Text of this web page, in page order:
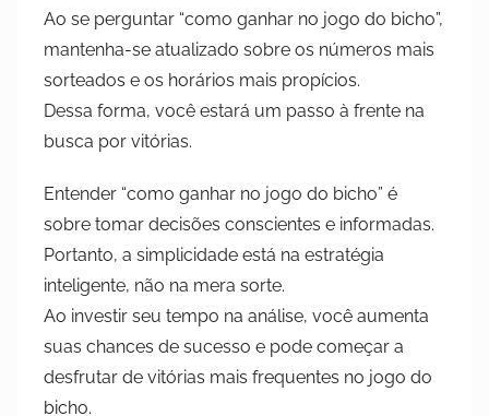
Ao se perguntar “como ganhar no jogo do bicho”,
mantenha-se atualizado sobre os números mais
sorteados e os horários mais propícios.
Dessa forma, você estará um passo à frente na
busca por vitórias.
Entender “como ganhar no jogo do bicho” é
sobre tomar decisões conscientes e informadas.
Portanto, a simplicidade está na estratégia
inteligente, não na mera sorte.
Ao investir seu tempo na análise, você aumenta
suas chances de sucesso e pode começar a
desfrutar de vitórias mais frequentes no jogo do
bicho.